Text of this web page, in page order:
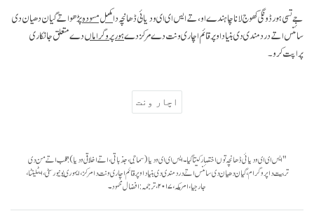
جے تسی ہور ڈونگی کھوج لانا چاہندے او، تے ایس ای ای ودیائی ڈھانچہ دامکمل مسودہپڑھو اتے گیان دھیان دی
سائنس اتے درد مندی دی بنیاد اوپر قائم اچاری ونت دے مرکز دےہور پروگراماںدے متعلق جانکاری
پراپت کرو۔
اچار ونت
"ایس ای ای ودیائی ڈھانچہ توں اختصار کیتا گیا۔ ایس ای ای ودیا (سماجی، جذباتی، اتے اخلاقی ودیا): قلب اتے من دی
تربیت دا پروگرام، گیان دھیان دی سائنس اتے درد مندی دی بنیاد اوپر قائم اچاری ونت دا مرکز، ایموری یونیورسٹی، ایٹلینٹا،
جارجیا، امریکہ، ۲۰۱۷، ترجمہ: افضال محمود۔